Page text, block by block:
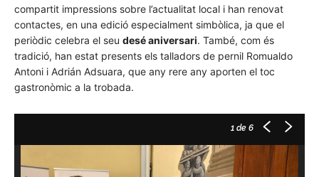
compartit impressions sobre l’actualitat local i han renovat
contactes, en una edició especialment simbòlica, ja que el
periòdic celebra el seu desé aniversari. També, com és
tradició, han estat presents els talladors de pernil Romualdo
Antoni i Adrián Adsuara, que any rere any aporten el toc
gastronòmic a la trobada.
1 de 6